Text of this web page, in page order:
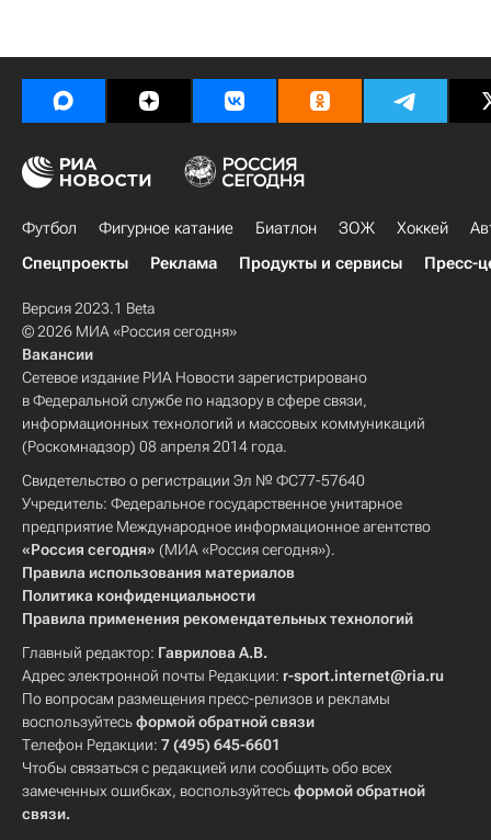
Футбол Фигурное катание Биатлон ЗОЖ Хоккей
Спецпроекты
Реклама Продукты и сервисы Пресс-
Версия 2023.1 Beta
© 2026 МИА «Россия сегодня»
Вакансии
Сетевое издание РИА Новости зарегистрировано
в Федеральной службе по надзору в сфере связи,
информационных технологий и массовых коммуникаций
(Роскомнадзор) 08 апреля 2014 года.
Свидетельство о регистрации Эл № ФС77-57640
Учредитель: Федеральное государственное унитарное
предприятие Международное информационное агентство
«Россия сегодня» (МИА «Россия сегодня»).
Правила использования материалов
Политика конфиденциальности
Правила применения рекомендательных технологий
Главный редактор: Гаврилова А.В.
Адрес электронной почты Редакции: r-sport.internet@ria.ru
По вопросам размещения пресс-релизов и рекламы
воспользуйтесьформой обратной связи
Телефон Редакции: 7 (495) 645-6601
Чтобы связаться с редакцией или сообщить обо всех
замеченных ошибках, воспользуйтесьформой обратной
связи.